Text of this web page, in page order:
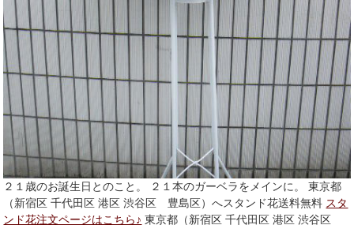
２１歳のお誕生日とのこと。 ２１本のガーベラをメインに。 東京都
（新宿区 千代田区 港区 渋谷区 豊島区）へスタンド花送料無料 スタ
ンド花注文ページはこちら♪ 東京都（新宿区 千代田区 港区 渋谷区